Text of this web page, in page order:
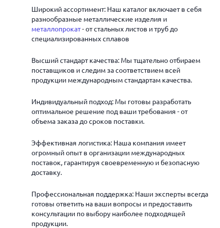
Широкий ассортимент: Наш каталог включает в себя
разнообразные металлические изделия и
металлопрокат- от стальных листов и труб до
специализированных сплавов
Высший стандарт качества: Мы тщательно отбираем
поставщиков и следим за соответствием всей
продукции международным стандартам качества.
Индивидуальный подход: Мы готовы разработать
оптимальное решение под ваши требования - от
объема заказа до сроков поставки.
Эффективная логистика: Наша компания имеет
огромный опыт в организации международных
поставок, гарантируя своевременную и безопасную
доставку.
Профессиональная поддержка: Наши эксперты всегда
готовы ответить на ваши вопросы и предоставить
консультации по выбору наиболее подходящей
продукции.